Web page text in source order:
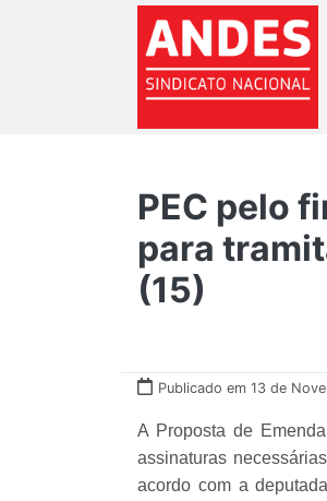
PEC pelo
para
(15)
Publicado em 13 de
A Proposta de
assinaturas
acordo com a